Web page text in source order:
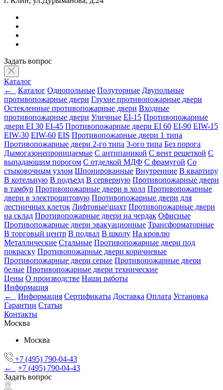
Задать вопрос
Каталог
←
Каталог Однопольные Полуторные Двупольные
противопожарные двери Глухие противопожарные двери
Остекленные противопожарные двери Входные
противопожарные двери Уличные EI-15 Противопожарные
двери EI 30 EI-45 Противопожарные двери EI 60 EI-90 EIW-15
EIW-30 EIW-60 EIS Противопожарные двери 1 типа
Противопожарные двери 2-го типа 3-ого типа Без порога
Дымогазонепроницаемые С антипаникой С вент решеткой С
выпадающим порогом С отделкой МДФ С фрамугой Со
стыковочным узлом Шпонированные Внутренние В квартиру
В котельную В подъезд В серверную Противопожарные двери
в тамбур Противопожарные двери в холл Противопожарные
двери в электрощитовую Противопожарные двери для
лестничных клеток Лифтовые\шахт Противопожарные двери
на склад Противопожарные двери на чердак Офисные
Противопожарные двери эвакуационные Трансформаторные
В торговый центр В подвал В школу На кровлю
Металлические Стальные Противопожарные двери под
покраску Противопожарные двери коричневые
Противопожарные двери серые Противопожарные двери
белые Противопожарные двери технические
Цены О производстве Наши работы
Информация
←
Информация Сертификаты Доставка Оплата Установка
Гарантии Статьи
Контакты
Москва
Москва
+7 (495) 790-04-43
←
+7 (495) 790-04-43
Задать вопрос